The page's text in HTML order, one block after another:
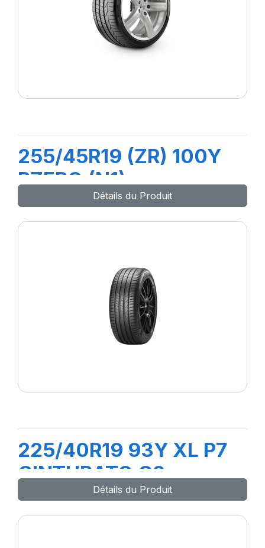
255/45R19 (ZR) 100Y
PZERO (N1)
Détails du Produit
225/40R19 93Y XL P7
CINTURATO C2
Détails du Produit